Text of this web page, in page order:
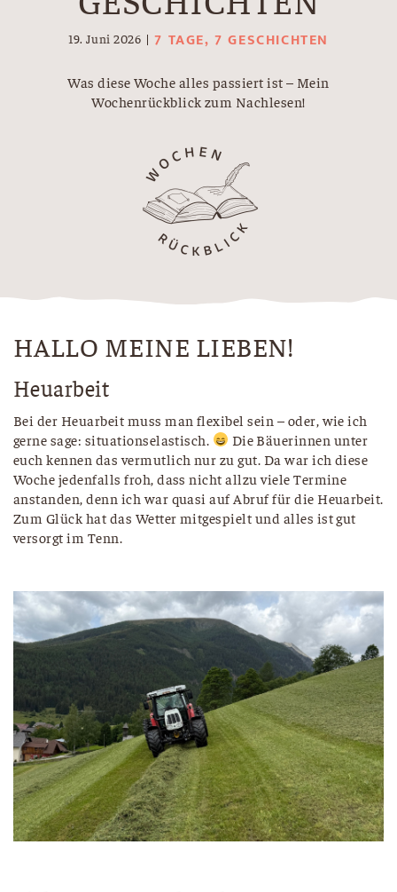
19. Juni 2026 7 TAGE, 7 GESCHICHTEN
Was diese Woche alles passiert ist – Mein
Wochenrückblick zum Nachlesen!
HALLO MEINE LIEBEN!
Heuarbeit
Bei der Heuarbeit muss man flexibel sein – oder, wie ich
gerne sage: situationselastisch.
Die Bäuerinnen unter
euch kennen das vermutlich nur zu gut. Da war ich diese
Woche jedenfalls froh, dass nicht allzu viele Termine
anstanden, denn ich war quasi auf Abruf für die Heuarbeit.
Zum Glück hat das Wetter mitgespielt und alles ist gut
versorgt im Tenn.